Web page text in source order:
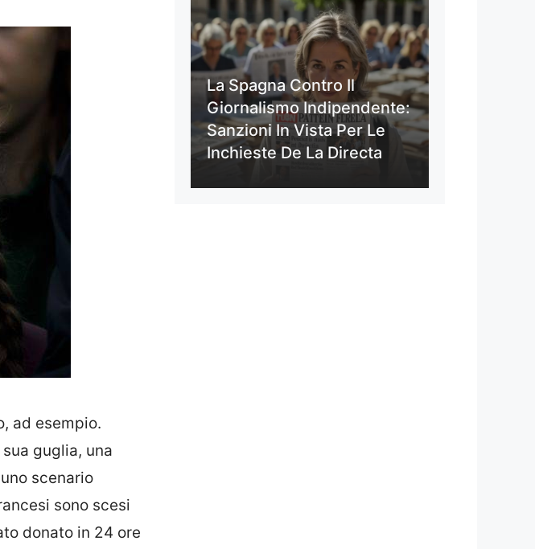
ad esempio.
guglia, una
scenario
sono scesi
donato in 24 ore
La Spagna Contro Il
Giornalismo Indipendente:
Sanzioni In Vista Per Le
Inchieste De La Directa